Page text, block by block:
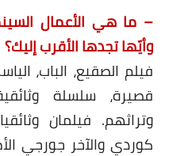
– ما هي الأعمال
وأيّها تجدها الأقرب إليك؟
فيلم الصقيع، الباب،
قصيرة، سلسلة
وتراثهم. فيلمان
كوردي والآخر جورجي